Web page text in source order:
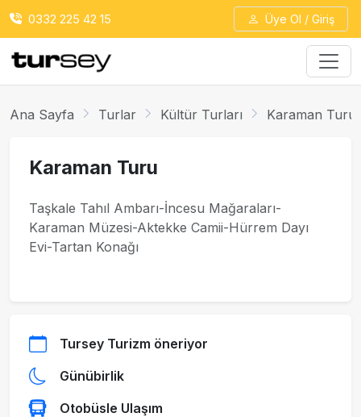
0332 225 42 15 Üye Ol / Giriş
Ana Sayfa Turlar Kültür Turları Karaman Turu
Karaman Turu
Taşkale Tahıl Ambarı-İncesu Mağaraları-
Karaman Müzesi-Aktekke Camii-Hürrem Dayı
Evi-Tartan Konağı
Tursey Turizm öneriyor
Günübirlik
Otobüsle Ulaşım